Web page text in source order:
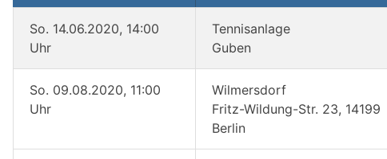
So. 14.06.2020, 14:00
Uhr
Tennisanlage
Guben
So. 09.08.2020, 11:00
Uhr
Wilmersdorf
Fritz-Wildung-Str. 23, 14199
Berlin